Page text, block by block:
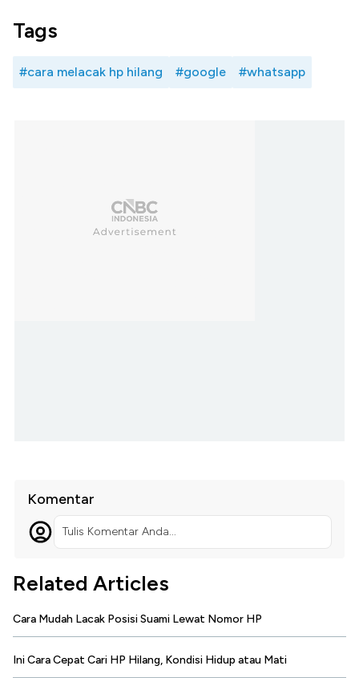
Tags
#cara melacak hp hilang #google #whatsapp
Komentar
Tulis Komentar Anda...
Related Articles
Cara Mudah Lacak Posisi Suami Lewat Nomor HP
Ini Cara Cepat Cari HP Hilang, Kondisi Hidup atau Mati